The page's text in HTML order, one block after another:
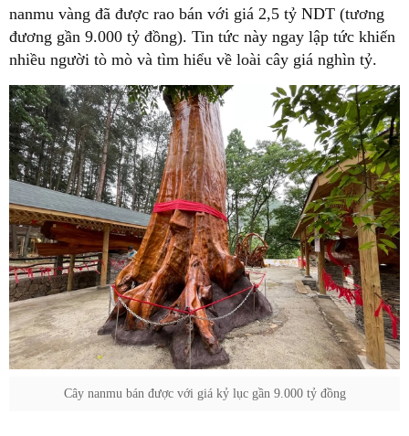
nanmu vàng đã được rao bán với giá 2,5 tỷ NDT (tương
đương gần 9.000 tỷ đồng). Tin tức này ngay lập tức khiến
nhiều người tò mò và tìm hiểu về loài cây giá nghìn tỷ.
Cây nanmu bán được với giá kỷ lục gần 9.000 tỷ đồng